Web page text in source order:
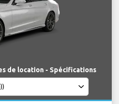
de location - Spécifications